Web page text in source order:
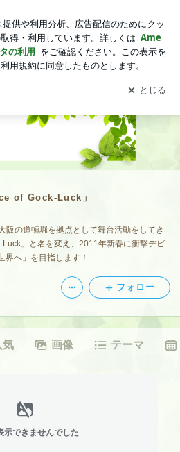
ブログの更新通知
を受け取りまし
開く
of Gock-Luck」
阪の道頓堀を拠点として舞台活動をしてき
」と名を変え、2011年新春に衝撃デビ
界へ」を目指します！
フォロー
気 画像 テーマ
示できませんでした